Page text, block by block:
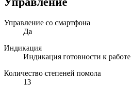
Управление со смартфона
Да
Индикация
Индикация готовности к работе
Количество степеней помола
13